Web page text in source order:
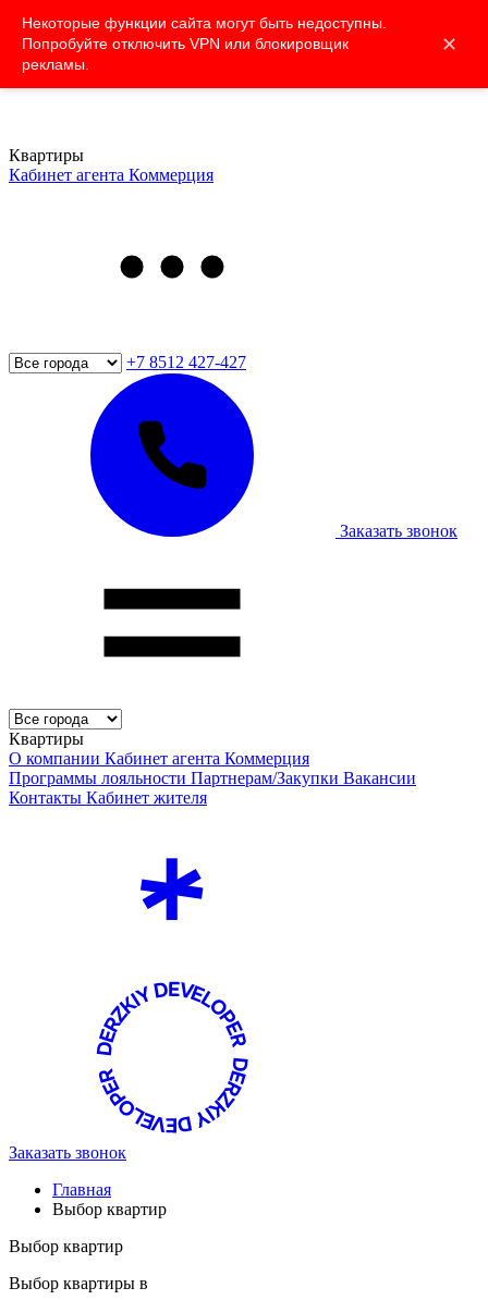
Некоторые функции сайта могут быть недоступны.
Попробуйте отключить VPN или блокировщик
рекламы.
✕
Квартиры
Кабинет агента Коммерция
+7 8512 427-427
Заказать звонок
Квартиры
О компании Кабинет агента Коммерция
Программы лояльности Партнерам/Закупки Вакансии
Контакты Кабинет жителя
Заказать звонок
Главная
Выбор квартир
Выбор квартир
Выбор квартиры в